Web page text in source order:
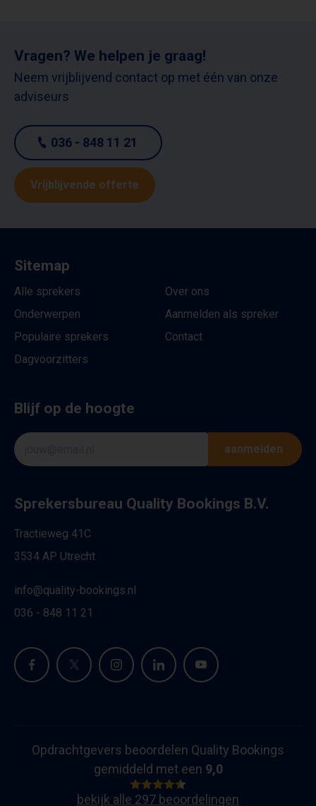
Vragen? We helpen je graag!
Neem vrijblijvend contact op met één van onze
adviseurs
036 - 848 11 21
Vrijblijvende offerte
Sitemap
Alle sprekers
Onderwerpen
Populaire sprekers
Dagvoorzitters
Over ons
Aanmelden als spreker
Contact
Blijf op de hoogte
aanmelden
Sprekersbureau Quality Bookings B.V.
Tractieweg 41C
3534 AP Utrecht
info@quality-bookings.nl
036 - 848 11 21
Opdrachtgevers beoordelen Quality Bookings
gemiddeld met een 9,0
bekijk alle 297 beoordelingen